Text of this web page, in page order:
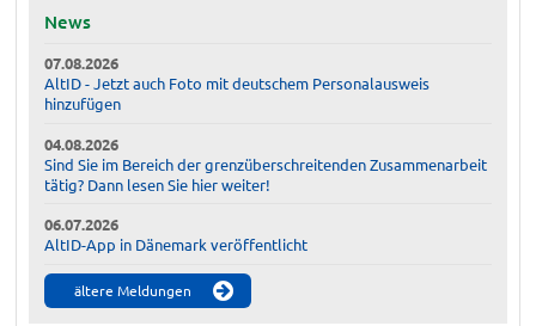
News
07.08.2026
AltID - Jetzt auch Foto mit deutschem Personalausweis
hinzufügen
04.08.2026
Sind Sie im Bereich der grenzüberschreitenden Zusammenarbeit
tätig? Dann lesen Sie hier weiter!
06.07.2026
AltID-App in Dänemark veröffentlicht
ältere Meldungen